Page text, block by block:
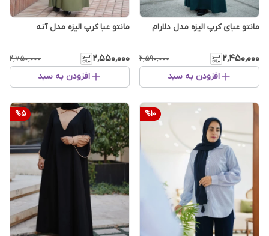
مانتو عبای کرپ الیزه مدل دلارام
۲٬۴۵۰٬۰۰۰ ۲٬۵۹۰٬۰۰۰
افزودن به سبد
مانتو عبا کرپ الیزه مدل آنه
۲٬۵۵۰٬۰۰۰ ۲٬۷۵۰٬۰۰۰
افزودن به سبد
%10
%5